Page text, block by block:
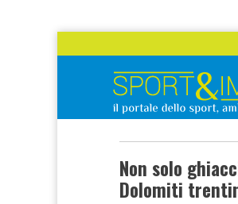
Non solo
Dolomiti